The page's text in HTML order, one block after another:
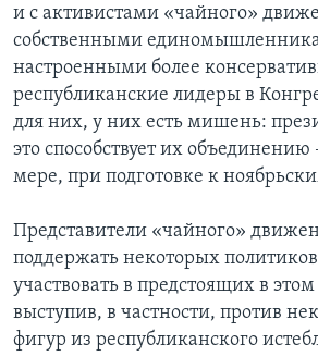
и с активистами «чайного»
собственными
настроенными более
республиканские лидеры в
для них, у них есть мишень:
это способствует их
мере, при подготовке к
Представители «чайного»
поддержать некоторых
участвовать в предстоящих в
выступив, в частности, против
фигур из республиканского